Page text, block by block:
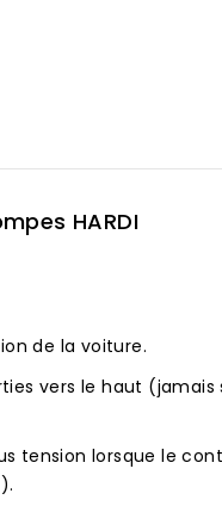
HARDI
de la voiture.
vers le haut
tension lorsque le